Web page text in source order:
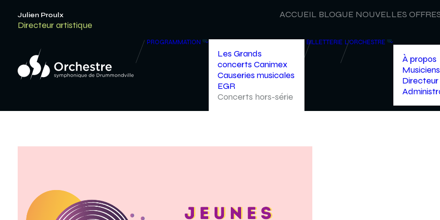
Julien Proulx
Directeur artistique
ACCUEIL BLOGUE NOUVELLES
PROGRAMMATION
Les Grands
concerts Canimex
Causeries musicales
EGR
Concerts hors-série
BILLETTERIE L’ORCHESTRE
À propos
Musiciens